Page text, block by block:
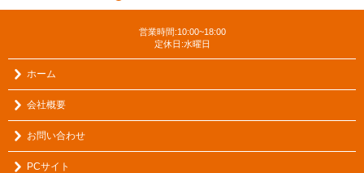
営業時間:10:00~18:00
定休日:水曜日
ホーム
会社概要
お問い合わせ
PCサイト